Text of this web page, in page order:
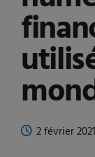
2 février 2021